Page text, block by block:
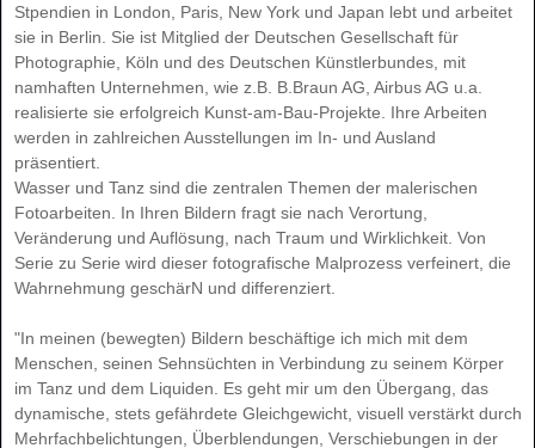
Stpendien in London, Paris, New York und Japan lebt und arbeitet
sie in Berlin. Sie ist Mitglied der Deutschen Gesellschaft für
Photographie, Köln und des Deutschen Künstlerbundes, mit
namhaften Unternehmen, wie z.B. B.Braun AG, Airbus AG u.a.
realisierte sie erfolgreich Kunst-am-Bau-Projekte. Ihre Arbeiten
werden in zahlreichen Ausstellungen im In- und Ausland
präsentiert.
Wasser und Tanz sind die zentralen Themen der malerischen
Fotoarbeiten. In Ihren Bildern fragt sie nach Verortung,
Veränderung und Auflösung, nach Traum und Wirklichkeit. Von
Serie zu Serie wird dieser fotografische Malprozess verfeinert, die
Wahrnehmung geschärN und differenziert.
"In meinen (bewegten) Bildern beschäftige ich mich mit dem
Menschen, seinen Sehnsüchten in Verbindung zu seinem Körper
im Tanz und dem Liquiden. Es geht mir um den Übergang, das
dynamische, stets gefährdete Gleichgewicht, visuell verstärkt durch
Mehrfachbelichtungen, Überblendungen, Verschiebungen in der